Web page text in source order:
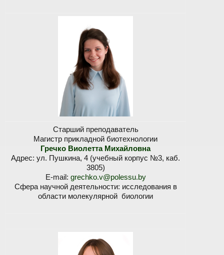
Старший преподаватель
Магистр прикладной биотехнологии
Гречко Виолетта Михайловна
Адрес: ул. Пушкина, 4 (учебный корпус №3, каб.
3805)
E-mail: grechko.v@polessu.by
Сфера научной деятельности: исследования в
области молекулярной биологии